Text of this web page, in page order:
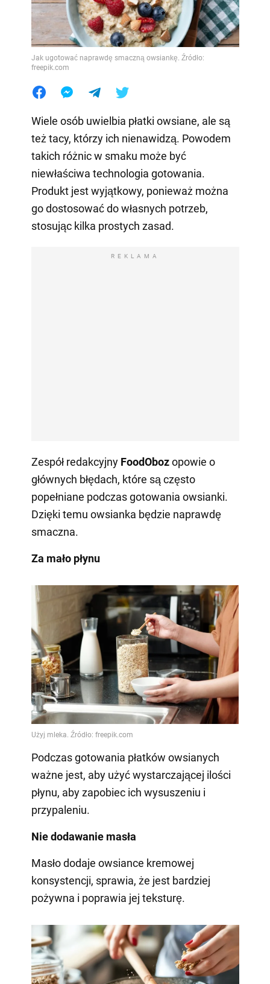
Jak ugotować naprawdę smaczną owsiankę. Źródło:
freepik.com
Wiele osób uwielbia płatki owsiane, ale są
też tacy, którzy ich nienawidzą. Powodem
takich różnic w smaku może być
niewłaściwa technologia gotowania.
Produkt jest wyjątkowy, ponieważ można
go dostosować do własnych potrzeb,
stosując kilka prostych zasad.
REKLAMA
Zespół redakcyjny FoodObozopowie o
głównych błędach, które są często
popełniane podczas gotowania owsianki.
Dzięki temu owsianka będzie naprawdę
smaczna.
Za mało płynu
Podczas gotowania płatków owsianych
ważne jest, aby użyć wystarczającej ilości
płynu, aby zapobiec ich wysuszeniu i
przypaleniu.
Nie dodawanie masła
Masło dodaje owsiance kremowej
konsystencji, sprawia, że jest bardziej
pożywna i poprawia jej teksturę.